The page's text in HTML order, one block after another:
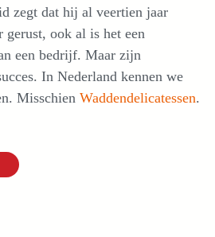
zegt dat hij al veertien jaar
gerust, ook al is het een
een bedrijf. Maar zijn
In Nederland kennen we
Misschien Waddendelicatessen.